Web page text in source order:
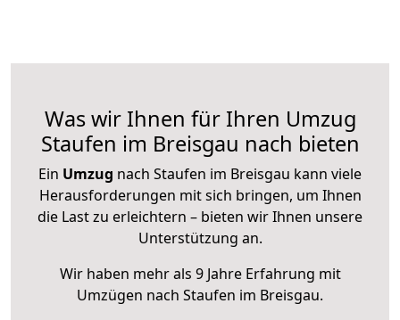
Was wir Ihnen für Ihren Umzug
Staufen im Breisgau nach bieten
Ein Umzug nach Staufen im Breisgau kann viele
Herausforderungen mit sich bringen, um Ihnen
die Last zu erleichtern – bieten wir Ihnen unsere
Unterstützung an.
Wir haben mehr als 9 Jahre Erfahrung mit
Umzügen nach Staufen im Breisgau.